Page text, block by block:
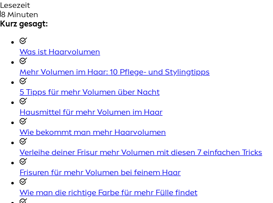
Lesezeit
8 Minuten
Kurz gesagt:
Was ist Haarvolumen
Mehr Volumen im Haar: 10 Pflege- und Stylingtipps
5 Tipps für mehr Volumen über Nacht
Hausmittel für mehr Volumen im Haar
Wie bekommt man mehr Haarvolumen
Verleihe deiner Frisur mehr Volumen mit diesen 7 einfachen Tricks
Frisuren für mehr Volumen bei feinem Haar
Wie man die richtige Farbe für mehr Fülle findet